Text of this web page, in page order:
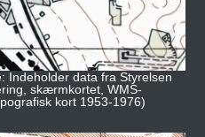
Indeholder data fra Styrelsen
skærmkortet, WMS-
kort 1953-1976)